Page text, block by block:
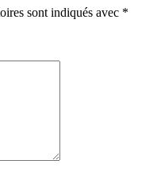
sont indiqués avec *